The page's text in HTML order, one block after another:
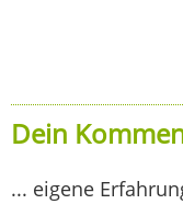
Dein
... eigene